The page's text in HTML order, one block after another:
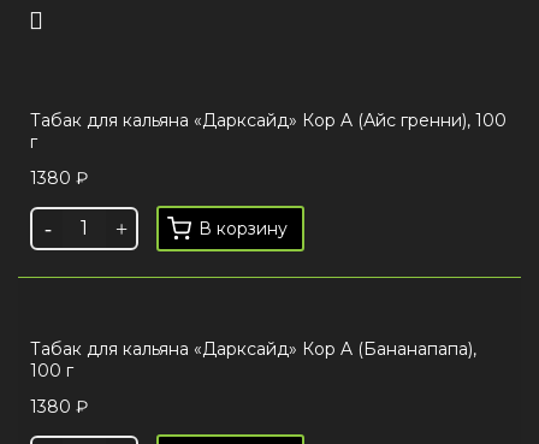
Табак для кальяна «Дарксайд» Кор A (Айс гренни), 100
г
1380 ₽
В корзину
Табак для кальяна «Дарксайд» Кор A (Бананапапа),
100 г
1380 ₽